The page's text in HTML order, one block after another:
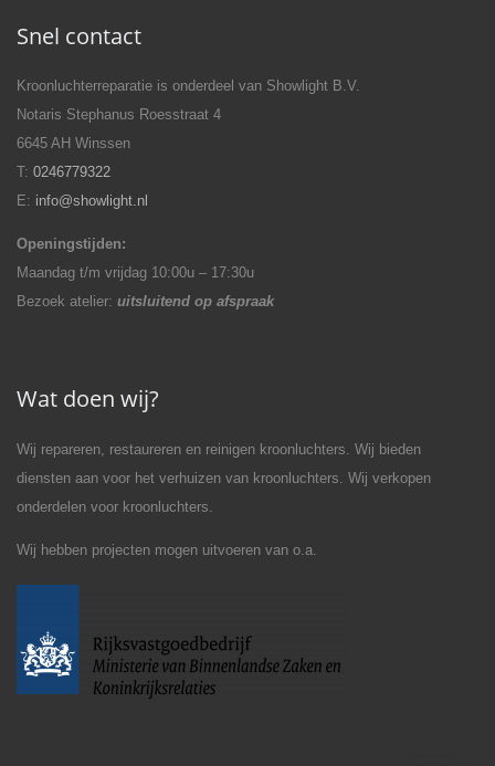
Snel contact
Kroonluchterreparatie is onderdeel van Showlight B.V.
Notaris Stephanus Roesstraat 4
6645 AH Winssen
T:0246779322
E: info@showlight.nl
Openingstijden:
Maandag t/m vrijdag 10:00u – 17:30u
Bezoek atelier:uitsluitend op afspraak
Wat doen wij?
Wij repareren, restaureren en reinigen kroonluchters. Wij bieden
diensten aan voor het verhuizen van kroonluchters. Wij verkopen
onderdelen voor kroonluchters.
Wij hebben projecten mogen uitvoeren van o.a.